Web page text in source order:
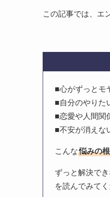
この記事では、エ
■心がずっとモ
■自分のやりた
■恋愛や人間関
■不安が消えな
こんな悩みの
ずっと解決で
を読んでみてく